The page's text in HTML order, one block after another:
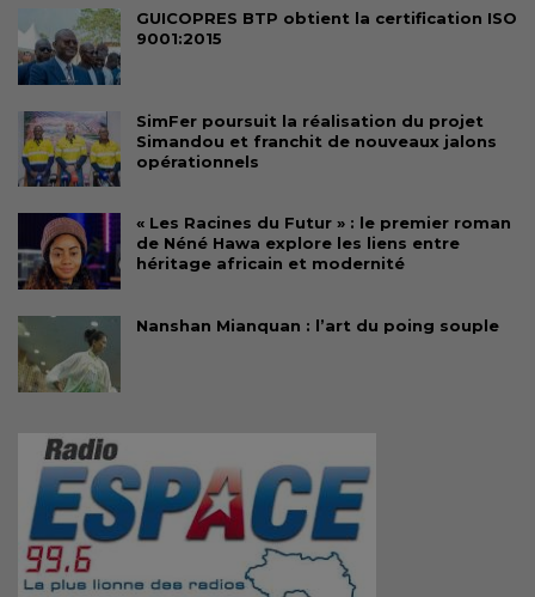
GUICOPRES BTP obtient la certification ISO
9001:2015
SimFer poursuit la réalisation du projet
Simandou et franchit de nouveaux jalons
opérationnels
« Les Racines du Futur » : le premier roman
de Néné Hawa explore les liens entre
héritage africain et modernité
Nanshan Mianquan : l’art du poing souple